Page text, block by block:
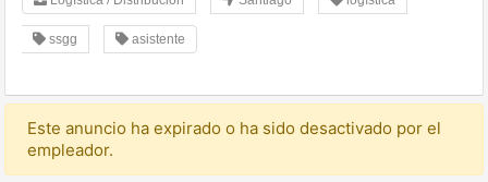
ssgg asistente
Este anuncio ha expirado o ha sido desactivado por el
empleador.